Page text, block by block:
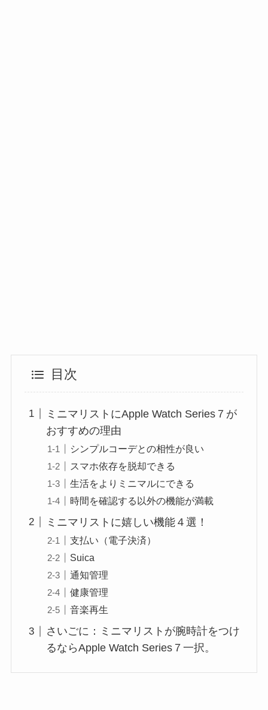
目次
ミニマリストにApple Watch Series７が
おすすめの理由
シンプルコーデとの相性が良い
スマホ依存を脱却できる
生活をよりミニマルにできる
時間を確認する以外の機能が満載
ミニマリストに嬉しい機能４選！
支払い（電子決済）
Suica
通知管理
健康管理
音楽再生
さいごに：ミニマリストが腕時計をつけ
るならApple Watch Series７一択。